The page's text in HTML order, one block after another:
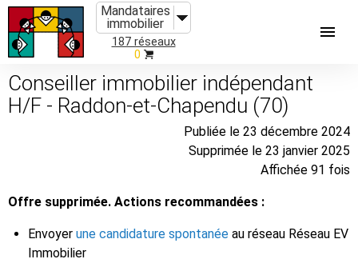
Mandataires
immobilier
187 réseaux
0
Conseiller immobilier indépendant
H/F - Raddon-et-Chapendu (70)
Publiée le 23 décembre 2024
Supprimée le 23 janvier 2025
Affichée 91 fois
Offre supprimée. Actions recommandées :
Envoyer une candidature spontanée au réseau Réseau EV
Immobilier